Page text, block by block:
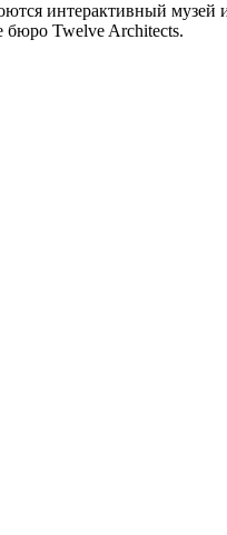
интерактивный музей
бюро Twelve Architects.